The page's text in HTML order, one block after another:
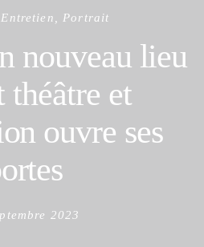
Portrait
nouveau lieu
théâtre et
ouvre ses
2023